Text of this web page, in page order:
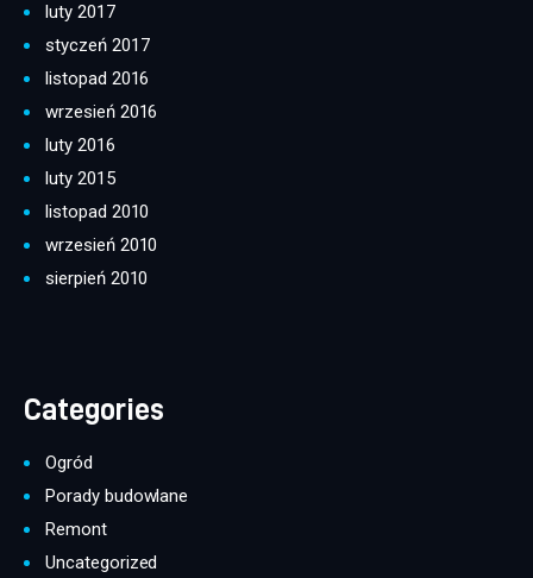
luty 2017
styczeń 2017
listopad 2016
wrzesień 2016
luty 2016
luty 2015
listopad 2010
wrzesień 2010
sierpień 2010
Categories
Ogród
Porady budowlane
Remont
Uncategorized